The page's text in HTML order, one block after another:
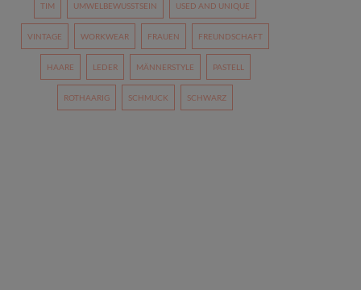
TIM UMWELBEWUSSTSEIN USED AND UNIQUE
VINTAGE WORKWEAR FRAUEN FREUNDSCHAFT
HAARE LEDER MÄNNERSTYLE PASTELL
ROTHAARIG SCHMUCK SCHWARZ